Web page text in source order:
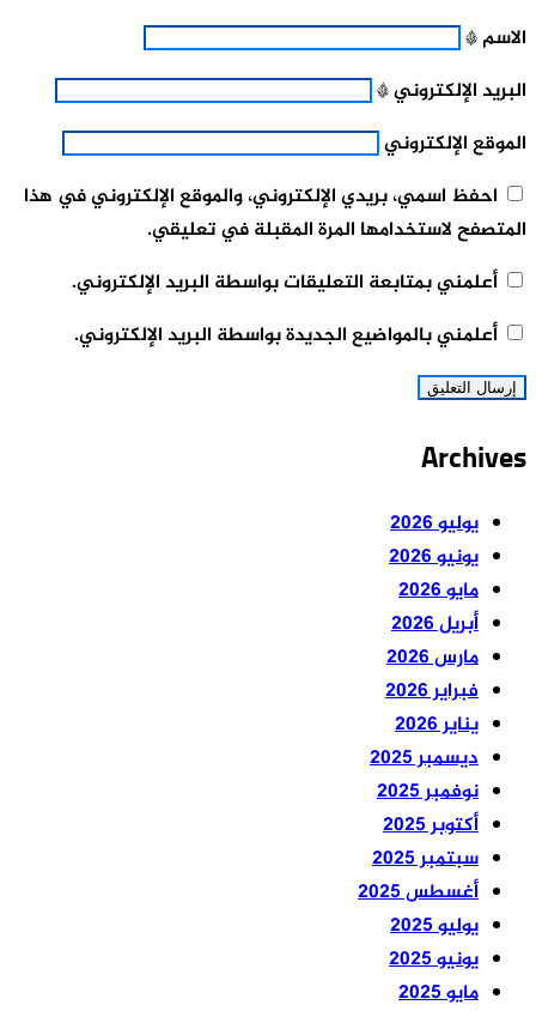
الاسم*
البريد الإلكتروني*
الموقع الإلكتروني
احفظ اسمي، بريدي الإلكتروني، والموقع الإلكتروني في هذا
المتصفح لاستخدامها المرة المقبلة في تعليقي.
أعلمني بمتابعة التعليقات بواسطة البريد الإلكتروني.
أعلمني بالمواضيع الجديدة بواسطة البريد الإلكتروني.
Archives
يوليو 2026
يونيو 2026
مايو 2026
أبريل 2026
مارس 2026
فبراير 2026
يناير 2026
ديسمبر 2025
نوفمبر 2025
أكتوبر 2025
سبتمبر 2025
أغسطس 2025
يوليو 2025
يونيو 2025
مايو 2025